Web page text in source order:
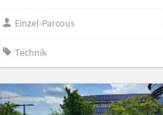
Einzel-Parcous
Technik